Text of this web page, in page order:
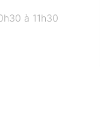
à 11h30